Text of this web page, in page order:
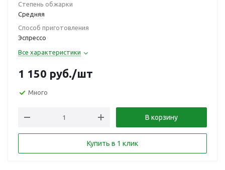
Степень обжарки
Средняя
Способ приготовления
Эспрессо
Все характеристики
1 150 руб./шт
Много
В корзину
Купить в 1 клик